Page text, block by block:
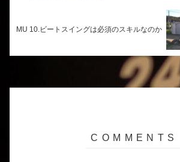
MU 10.ビートスイングは必須のスキルなのか